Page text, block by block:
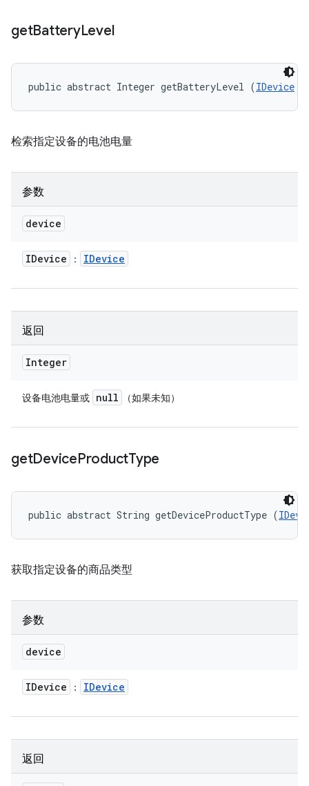
getBatteryLevel
public abstract Integer getBatteryLevel (IDevice
检索指定设备的电池电量
参数
device
IDevice ： IDevice
返回
Integer
设备电池电量或 null （如果未知）
getDeviceProductType
public abstract String getDeviceProductType (
获取指定设备的商品类型
参数
device
IDevice ： IDevice
返回